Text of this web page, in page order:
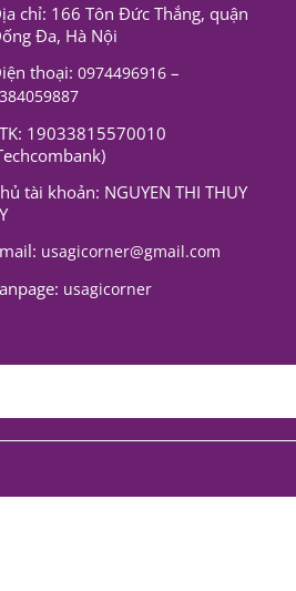
chỉ: 166 Tôn Đức Thắng, quận
Đa, Hà Nội
thoại: 0974496916 –
19033815570010
tài khoản: NGUYEN THI THUY
usagicorner@gmail.com
usagicorner